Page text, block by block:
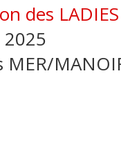
des LADIES
2025
MER/